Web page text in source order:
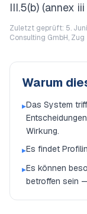
III.5(b) (annex
Zuletzt geprüft: 5.
Consulting GmbH, Zug
Warum
▸Das System
Wirkung.
▸Es findet
▸Es können
betroffen sein